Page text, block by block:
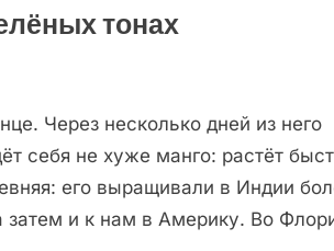
тонах
Через несколько дней из него
себя не хуже манго: растёт
его выращивали в Индии
затем и к нам в Америку. Во